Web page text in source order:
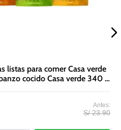
listas para comer Casa verde
S/ 23.90